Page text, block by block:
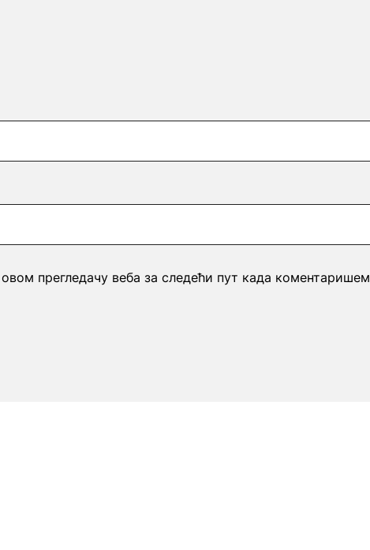
прегледачу веба за следећи пут када